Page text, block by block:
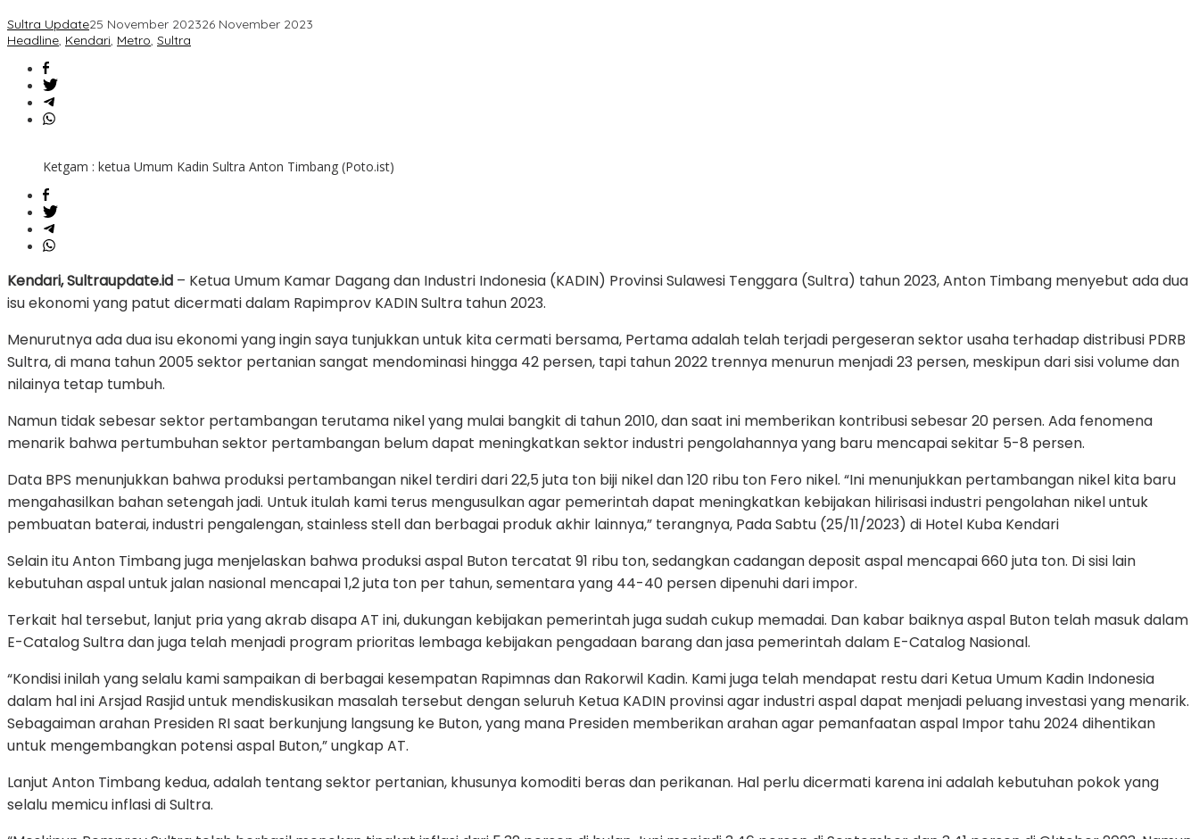
Di
Cermati
Sultra Update25 November 202326 November 2023
Headline, Kendari, Metro, Sultra
Ketgam : ketua Umum Kadin Sultra Anton Timbang (Poto.ist)
Kendari, Sultraupdate.id – Ketua Umum Kamar Dagang dan Industri Indonesia (KADIN) Provinsi Sulawesi Tenggara (Sultra) tahun 2023, Anton Timbang menyebut ada dua
isu ekonomi yang patut dicermati dalam Rapimprov KADIN Sultra tahun 2023.
Menurutnya ada dua isu ekonomi yang ingin saya tunjukkan untuk kita cermati bersama, Pertama adalah telah terjadi pergeseran sektor usaha terhadap distribusi PDRB
Sultra, di mana tahun 2005 sektor pertanian sangat mendominasi hingga 42 persen, tapi tahun 2022 trennya menurun menjadi 23 persen, meskipun dari sisi volume dan
nilainya tetap tumbuh.
Namun tidak sebesar sektor pertambangan terutama nikel yang mulai bangkit di tahun 2010, dan saat ini memberikan kontribusi sebesar 20 persen. Ada fenomena
menarik bahwa pertumbuhan sektor pertambangan belum dapat meningkatkan sektor industri pengolahannya yang baru mencapai sekitar 5-8 persen.
Data BPS menunjukkan bahwa produksi pertambangan nikel terdiri dari 22,5 juta ton biji nikel dan 120 ribu ton Fero nikel. “Ini menunjukkan pertambangan nikel kita baru
mengahasilkan bahan setengah jadi. Untuk itulah kami terus mengusulkan agar pemerintah dapat meningkatkan kebijakan hilirisasi industri pengolahan nikel untuk
pembuatan baterai, industri pengalengan, stainless stell dan berbagai produk akhir lainnya,” terangnya, Pada Sabtu (25/11/2023) di Hotel Kuba Kendari
Selain itu Anton Timbang juga menjelaskan bahwa produksi aspal Buton tercatat 91 ribu ton, sedangkan cadangan deposit aspal mencapai 660 juta ton. Di sisi lain
kebutuhan aspal untuk jalan nasional mencapai 1,2 juta ton per tahun, sementara yang 44-40 persen dipenuhi dari impor.
Terkait hal tersebut, lanjut pria yang akrab disapa AT ini, dukungan kebijakan pemerintah juga sudah cukup memadai. Dan kabar baiknya aspal Buton telah masuk dalam
E-Catalog Sultra dan juga telah menjadi program prioritas lembaga kebijakan pengadaan barang dan jasa pemerintah dalam E-Catalog Nasional.
“Kondisi inilah yang selalu kami sampaikan di berbagai kesempatan Rapimnas dan Rakorwil Kadin. Kami juga telah mendapat restu dari Ketua Umum Kadin Indonesia
dalam hal ini Arsjad Rasjid untuk mendiskusikan masalah tersebut dengan seluruh Ketua KADIN provinsi agar industri aspal dapat menjadi peluang investasi yang menarik.
Sebagaiman arahan Presiden RI saat berkunjung langsung ke Buton, yang mana Presiden memberikan arahan agar pemanfaatan aspal Impor tahu 2024 dihentikan
untuk mengembangkan potensi aspal Buton,” ungkap AT.
Lanjut Anton Timbang kedua, adalah tentang sektor pertanian, khusunya komoditi beras dan perikanan. Hal perlu dicermati karena ini adalah kebutuhan pokok yang
selalu memicu inflasi di Sultra.